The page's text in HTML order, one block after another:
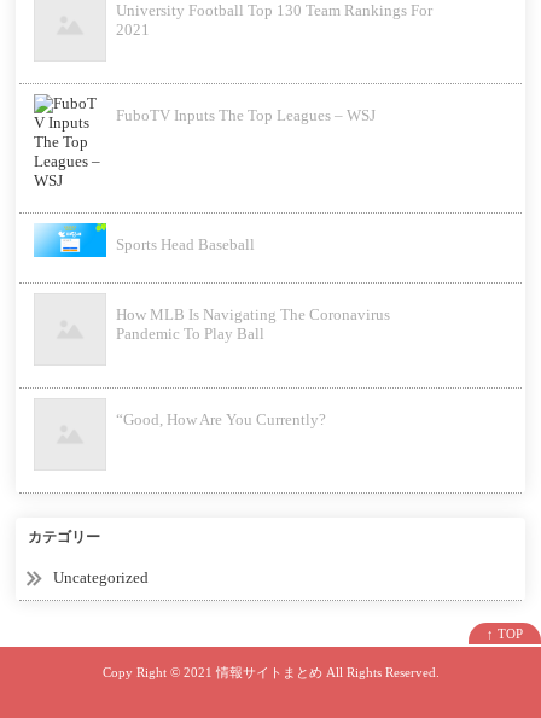
University Football Top 130 Team Rankings For
2021
FuboTV Inputs The Top Leagues – WSJ
Sports Head Baseball
How MLB Is Navigating The Coronavirus
Pandemic To Play Ball
“Good, How Are You Currently?
カテゴリー
Uncategorized
↑ TOP
Copy Right © 2021 情報サイトまとめAll Rights Reserved.